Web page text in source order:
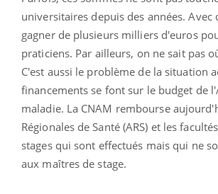
universitaires depuis des années. Avec
gagner de plusieurs milliers d'euros
praticiens. Par ailleurs, on ne sait pas
C'est aussi le problème de la situation
financements se font sur le budget de
maladie. La CNAM rembourse
Régionales de Santé (ARS) et les
stages qui sont effectués mais qui ne
aux maîtres de stage.